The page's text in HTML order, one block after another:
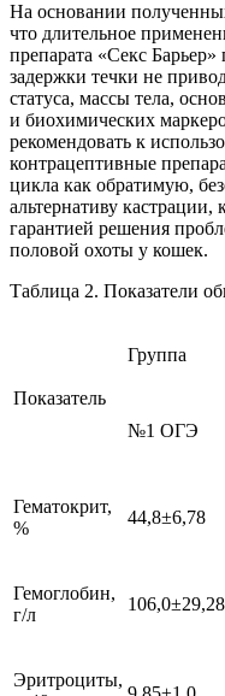
На основании
что длительное
препарата «Секс
задержки течки не
статуса, массы тела,
и биохимических
рекомендовать к
контрацептивные
цикла как обратимую,
альтернативу кастрации,
гарантией решения
половой охоты у кошек.
Таблица 2. Показатели
Показатель
Группа
№1 ОГЭ
Гематокрит,
%
44,8±6,78
Гемоглобин,
г/л
106,0±29,28
Эритроциты,